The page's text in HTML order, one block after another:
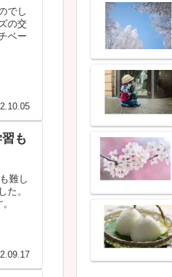
でし
の交
ベー
も
難し
た。